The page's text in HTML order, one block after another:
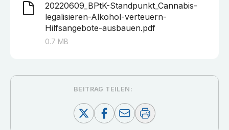
20220609_BPtK-Standpunkt_Cannabis-
legalisieren-Alkohol-verteuern-
Hilfsangebote-ausbauen.pdf
0.7 MB
BEITRAG TEILEN: